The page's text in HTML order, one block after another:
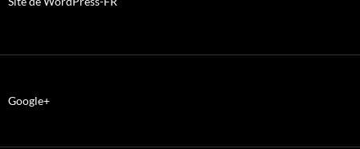
Google+